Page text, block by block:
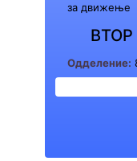
за движење
Одделение: